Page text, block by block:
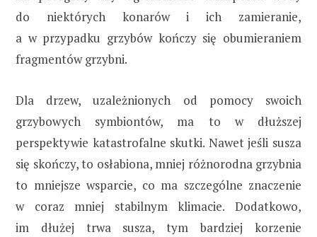
do niektórych konarów i ich zamieranie,
a w przypadku grzybów kończy się obumieraniem
fragmentów grzybni.
Dla drzew, uzależnionych od pomocy swoich
grzybowych symbiontów, ma to w dłuższej
perspektywie katastrofalne skutki. Nawet jeśli susza
się skończy, to osłabiona, mniej różnorodna grzybnia
to mniejsze wsparcie, co ma szczególne znaczenie
w coraz mniej stabilnym klimacie. Dodatkowo,
im dłużej trwa susza, tym bardziej korzenie